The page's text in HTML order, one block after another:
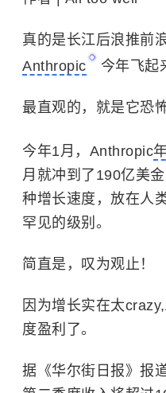
真的是长江后浪推前
Anthropic
今年飞起
最直观的，就是它恐
今年1月，Anthropic
月就冲到了190亿美
种增长速度，放在人
罕见的级别。
简直是，叹为观止！
因为增长实在太
度盈利了。
据《华尔街日报》报